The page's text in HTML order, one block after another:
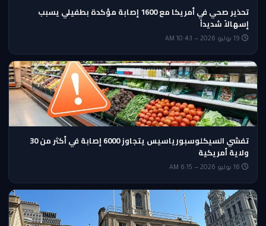
تحذير صحي في أمريكا مع 1600 إصابة مؤكدة بطفيلي يسبب
إسهالاً شديداً
تفشي السيكلوسبورياسيس يتجاوز 6000 إصابة في أكثر من 30
ولاية أمريكية